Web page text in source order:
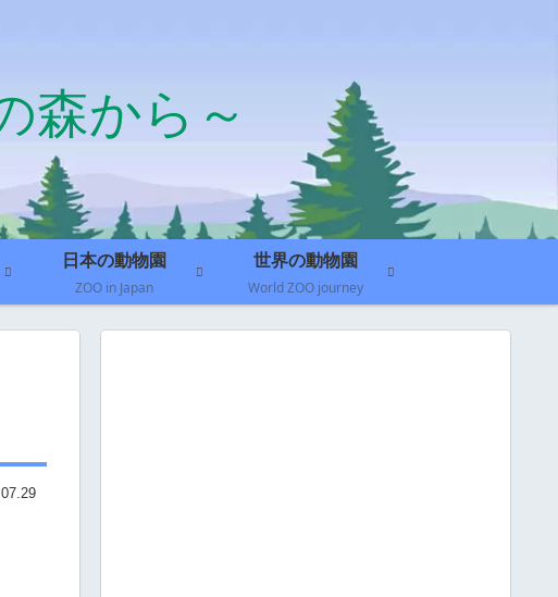
森から～
日本の動物園
ZOO in Japan
世界の動物園
World ZOO journey